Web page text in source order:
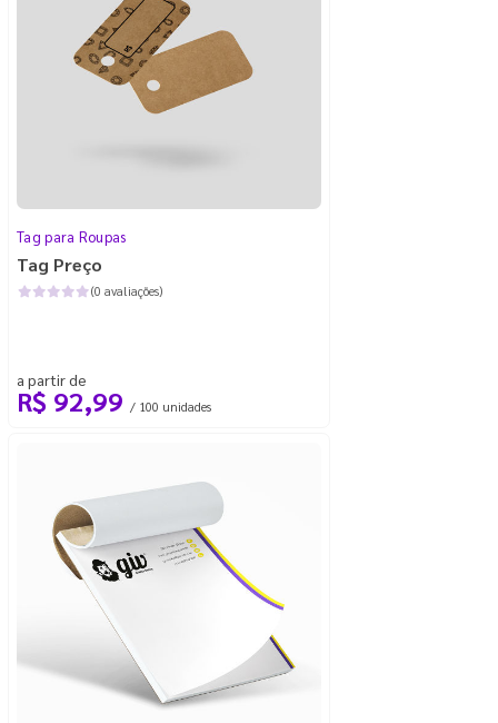
Tag para Roupas
Tag Preço
(0 avaliações)
a partir de
R$ 92,99 / 100 unidades